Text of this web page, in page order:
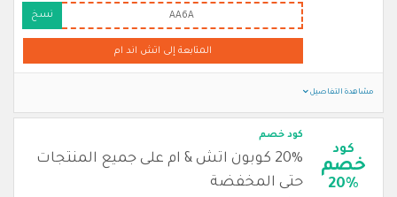
AA6A نسخ
المتابعة إلى اتش اند ام
مشاهدة التفاصيل
كود
خصم
20%
كود خصم
20% كوبون اتش & ام على جميع المنتجات
حتى المخفضة